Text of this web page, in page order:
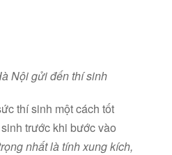
Nội gửi đến thí sinh
thí sinh một cách tốt
trước khi bước vào
nhất là tính xung kích,